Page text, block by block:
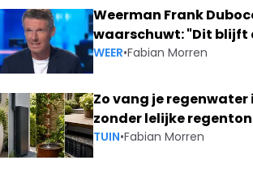
Weerman Frank
waarschuwt: "Dit blijft
WEER•Fabian Morren
Zo vang je regenwater
zonder lelijke regenton
TUIN•Fabian Morren